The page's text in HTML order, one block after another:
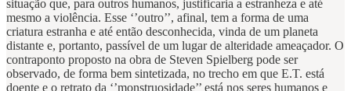
situação que, para outros humanos, justificaria a estranheza e até
mesmo a violência. Esse ‘’outro’’, afinal, tem a forma de uma
criatura estranha e até então desconhecida, vinda de um planeta
distante e, portanto, passível de um lugar de alteridade ameaçador. O
contraponto proposto na obra de Steven Spielberg pode ser
observado, de forma bem sintetizada, no trecho em que E.T. está
doente e o retrato da ‘’monstruosidade’’ está nos seres humanos e